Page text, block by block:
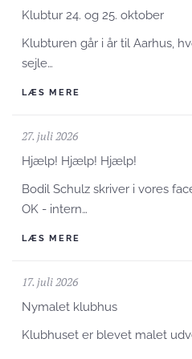
Klubtur 24. og 25. oktober
Klubturen går i år til Aarhus,
sejle…
LÆS MERE
27. juli 2026
Hjælp! Hjælp! Hjælp!
Bodil Schulz skriver i vores
OK - intern…
LÆS MERE
17. juli 2026
Nymalet klubhus
Klubhuset er blevet malet